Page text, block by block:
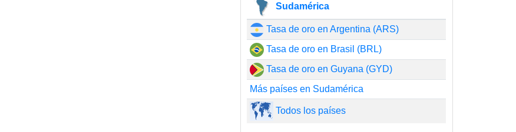
Sudamérica
Tasa de oro en Argentina (ARS)
Tasa de oro en Brasil (BRL)
Tasa de oro en Guyana (GYD)
Más países en Sudamérica
Todos los países